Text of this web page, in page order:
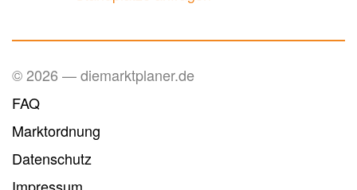
© 2026 — diemarktplaner.de
FAQ
Marktordnung
Datenschutz